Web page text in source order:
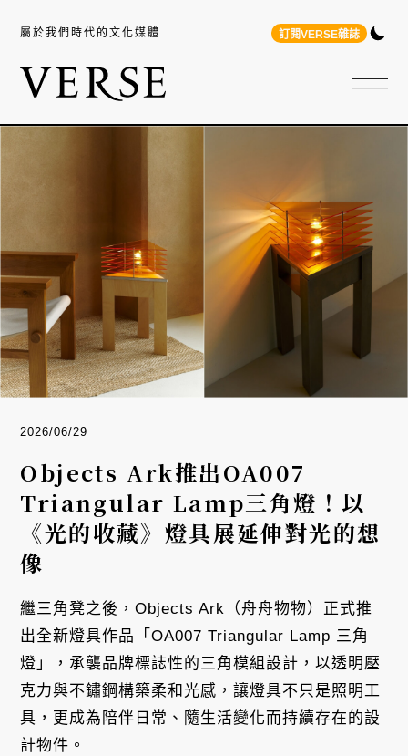
屬於我們時代的文化媒體 訂閱VERSE雜誌
2026/06/29
Objects Ark推出OA007
Triangular Lamp三角燈！以
《光的收藏》燈具展延伸對光的想
像
繼三角凳之後，Objects Ark（舟舟物物）正式推
出全新燈具作品「OA007 Triangular Lamp 三角
燈」，承襲品牌標誌性的三角模組設計，以透明壓
克力與不鏽鋼構築柔和光感，讓燈具不只是照明工
具，更成為陪伴日常、隨生活變化而持續存在的設
計物件。